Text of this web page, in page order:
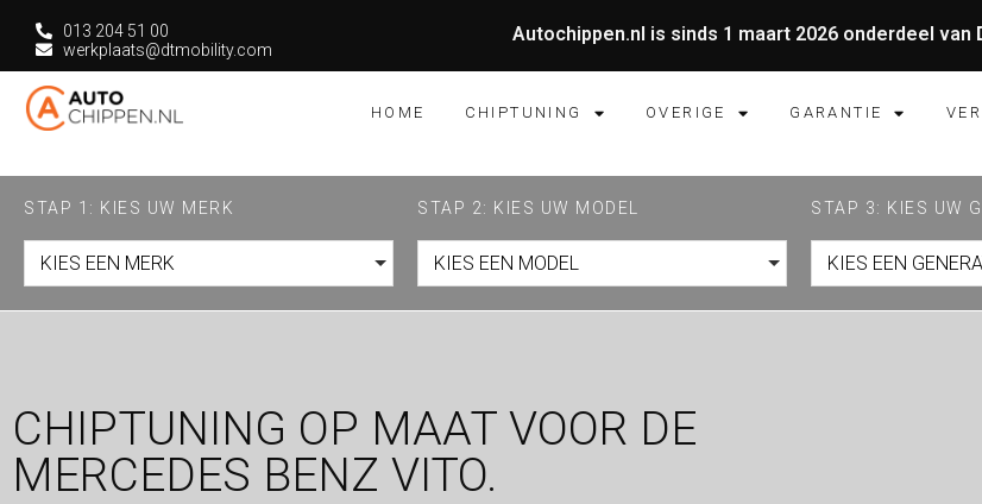
013 204 51 00
werkplaats@dtmobility.com
Autochippen.nl is sinds 1 maart 2026 onderdeel van
HOME CHIPTUNING OVERIGE GARANTIE
STAP 1: KIES UW MERK
KIES EEN MERK
STAP 2: KIES UW MODEL
KIES EEN MODEL
STAP 3: KIES UW
KIES EEN
CHIPTUNING OP MAAT VOOR DE
MERCEDES BENZ VITO.